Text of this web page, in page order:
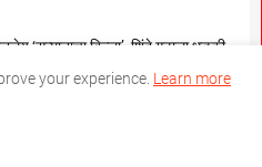
‘सन्मानाचा बिल्ला’, शिंदे गटाला धडकी
टिप्पणी
your experience. Learn more